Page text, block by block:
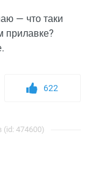
— что таки
прилавке?
622
474600)